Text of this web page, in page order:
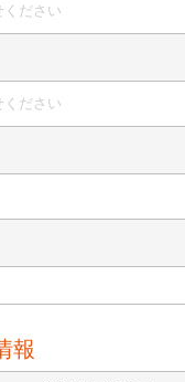
ください
ください
報